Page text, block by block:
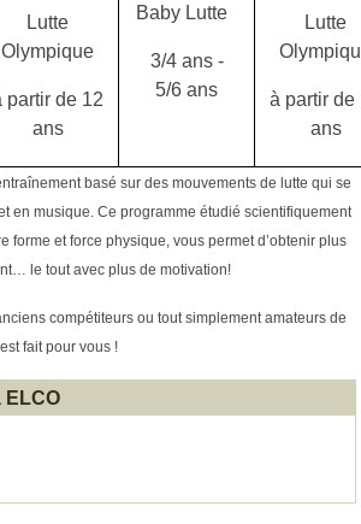
Lutte
Olympique
partir de 12
ans
Baby Lutte
3/4 ans -
5/6 ans
Lutte
à partir de
ans
basé sur des mouvements de lutte qui se
en musique. Ce programme étudié scientifiquement
forme et force physique, vous permet d’obtenir plus
le tout avec plus de motivation!
compétiteurs ou tout simplement amateurs de
fait pour vous !
ELCO